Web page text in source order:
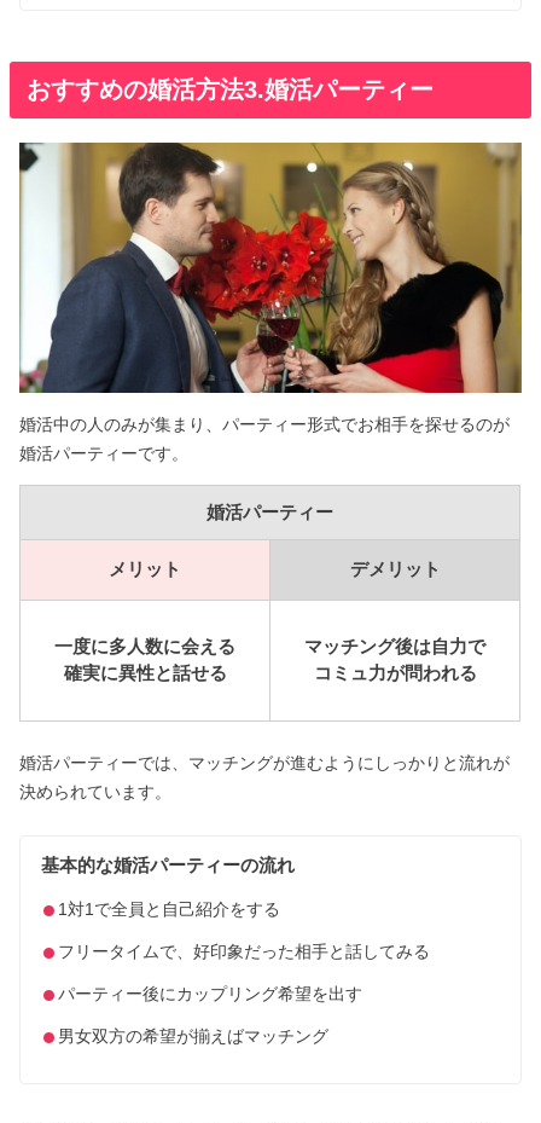
おすすめの婚活方法3.婚活パーティー
婚活中の人のみが集まり、パーティー形式でお相手を探せるのが
婚活パーティーです。
婚活パーティー
メリット デメリット
一度に多人数に会える
確実に異性と話せる
マッチング後は自力で
コミュ力が問われる
婚活パーティーでは、マッチングが進むようにしっかりと流れが
決められています。
基本的な婚活パーティーの流れ
1対1で全員と自己紹介をする
フリータイムで、好印象だった相手と話してみる
パーティー後にカップリング希望を出す
男女双方の希望が揃えばマッチング